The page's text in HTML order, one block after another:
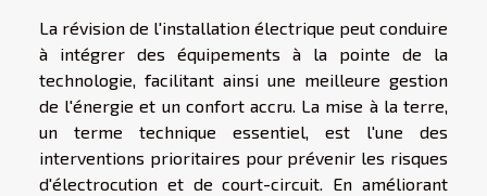
La révision de l'installation électrique peut conduire
à intégrer des équipements à la pointe de la
technologie, facilitant ainsi une meilleure gestion
de l'énergie et un confort accru. La mise à la terre,
un terme technique essentiel, est l'une des
interventions prioritaires pour prévenir les risques
d'électrocution et de court-circuit. En améliorant